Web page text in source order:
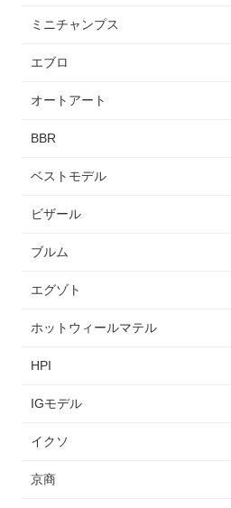
ミニチャンプス
エブロ
オートアート
BBR
ベストモデル
ビザール
ブルム
エグゾト
ホットウィールマテル
HPI
IGモデル
イクソ
京商